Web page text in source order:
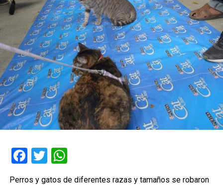
Facebook
TwitterWhatsApp
Perros y gatos de diferentes razas y tamaños se robaron